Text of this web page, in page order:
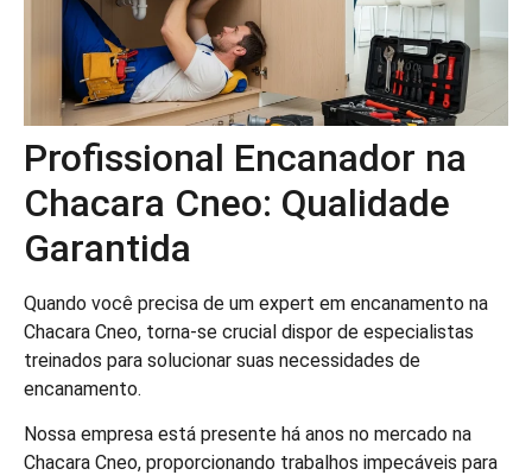
Profissional Encanador na
Chacara Cneo: Qualidade
Garantida
Quando você precisa de um expert em encanamento na
Chacara Cneo, torna-se crucial dispor de especialistas
treinados para solucionar suas necessidades de
encanamento.
Nossa empresa está presente há anos no mercado na
Chacara Cneo, proporcionando trabalhos impecáveis para